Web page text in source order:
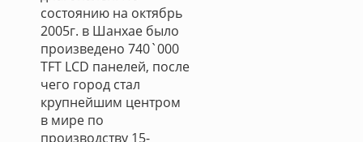
состоянию на октябрь
2005г. в Шанхае было
произведено 740`000
TFT LCD панелей, после
чего город стал
крупнейшим центром
в мире по
производству 15-